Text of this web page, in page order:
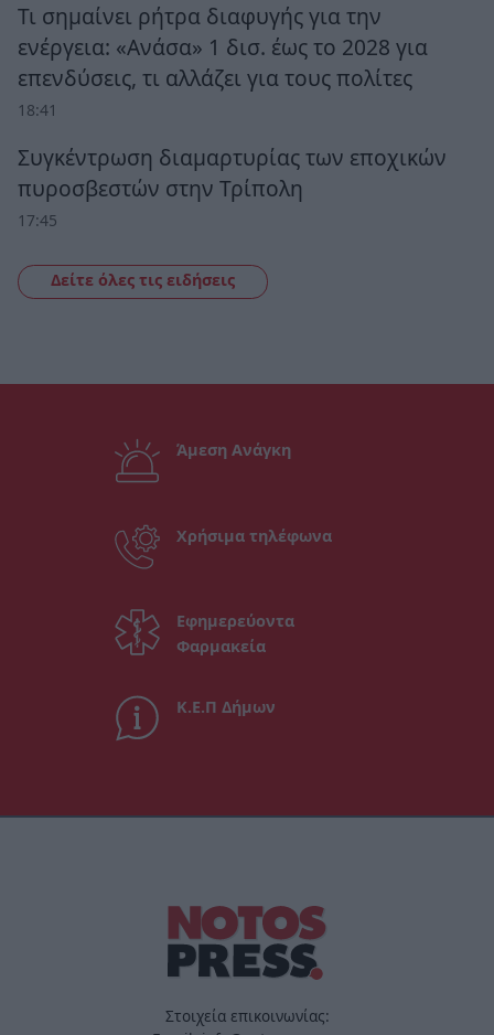
Τι σημαίνει ρήτρα διαφυγής για την
ενέργεια: «Ανάσα» 1 δισ. έως το 2028 για
επενδύσεις, τι αλλάζει για τους πολίτες
18:41
Συγκέντρωση διαμαρτυρίας των εποχικών
πυροσβεστών στην Τρίπολη
17:45
Δείτε όλες τις ειδήσεις
Άμεση Ανάγκη
Χρήσιμα τηλέφωνα
Εφημερεύοντα
Φαρμακεία
Κ.Ε.Π Δήμων
Στοιχεία επικοινωνίας: